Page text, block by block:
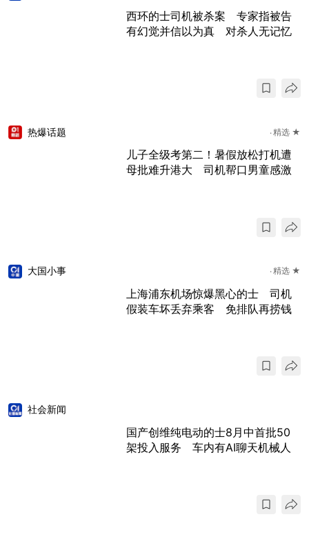
西环的士司机被杀案 专家指被告
有幻觉并信以为真 对杀人无记忆
热爆话题 精选 ★
儿子全级考第二！暑假放松打机遭
母批难升港大 司机帮口男童感激
大国小事 精选 ★
上海浦东机场惊爆黑心的士 司机
假装车坏丢弃乘客 免排队再捞钱
社会新闻
国产创维纯电动的士8月中首批50
架投入服务 车内有AI聊天机械人